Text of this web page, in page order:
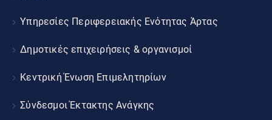
Υπηρεσίες Περιφερειακής Ενότητας Άρτας
Δημοτικές επιχειρήσεις & οργανισμοί
Κεντρική Ένωση Επιμελητηρίων
Σύνδεσμοι Έκτακτης Ανάγκης